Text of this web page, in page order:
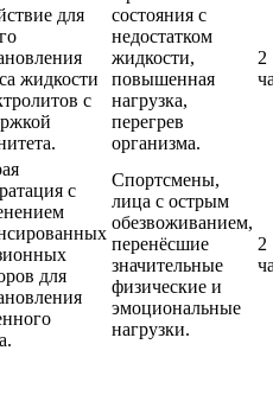
для
жидкости
с
состояния с
недостатком
жидкости,
повышенная
нагрузка,
перегрев
организма.
2
с
для
Спортсмены,
лица с острым
обезвоживанием,
перенёсшие
значительные
физические и
эмоциональные
нагрузки.
2